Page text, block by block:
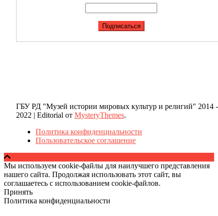
ГБУ РД "Музей истории мировых культур и религий" 2014 -
2022 | Editorial от MysteryThemes.
Политика конфиденциальности
Пользовательское соглашение
Мы используем cookie-файлы для наилучшего представления
нашего сайта. Продолжая использовать этот сайт, вы
соглашаетесь с использованием cookie-файлов.
Принять
Политика конфиденциальности